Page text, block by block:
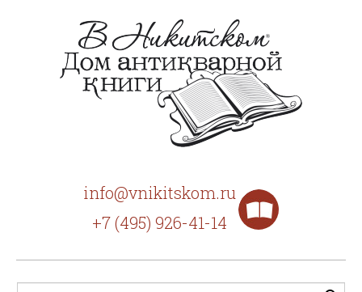
info@vnikitskom.ru
+7 (495) 926-41-14